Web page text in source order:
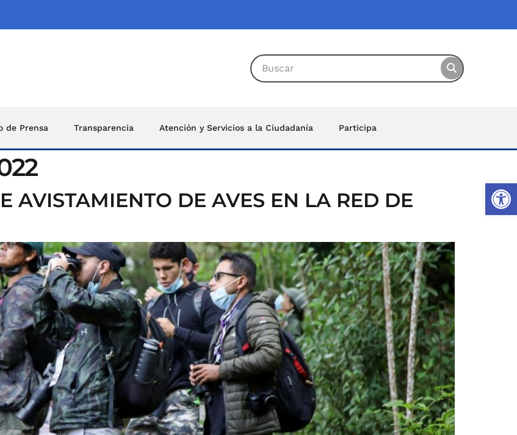
de Prensa Transparencia Atención y Servicios a la Ciudadanía Participa
AVISTAMIENTO DE AVES EN LA RED DE